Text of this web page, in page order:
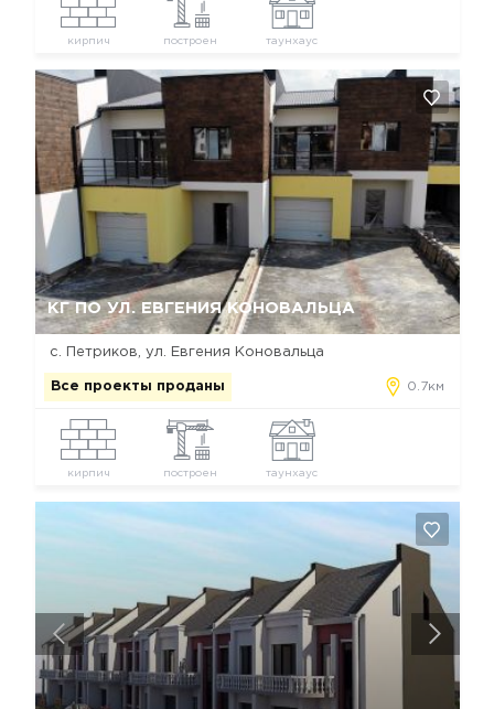
кирпич построен таунхаус
КГ ПО УЛ. ЕВГЕНИЯ КОНОВАЛЬЦА
с. Петриков, ул. Евгения Коновальца
Все проекты проданы 0.7км
кирпич построен таунхаус
Да, удалить Отмена